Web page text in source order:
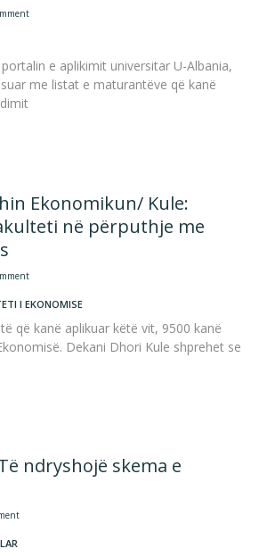
e aplikimit universitar U-Albania,
me listat e maturantëve që kanë
Ekonomikun/ Kule:
në përputhje me
I EKONOMISE
që kanë aplikuar këtë vit, 9500 kanë
Dekani Dhori Kule shprehet se
ndryshojë skema e